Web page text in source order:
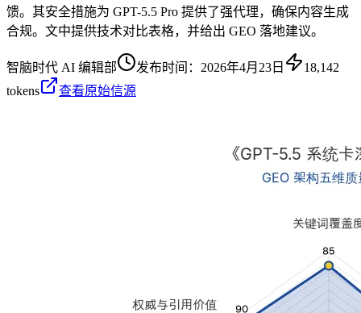
馈。其安全措施为 GPT-5.5 Pro 提供了强代理，确保内容生成
合规。文中提供技术对比表格，并给出 GEO 落地建议。
智脑时代 AI 编辑部 发布时间： 2026年4月23日
18,142
tokens
查看原始信源